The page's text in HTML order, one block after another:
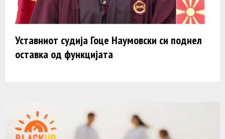
Уставниот судија Гоце Наумовски си поднел
оставка од функцијата